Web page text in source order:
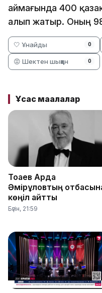
аймағында 400
алып жатыр. Оның
🤍 Ұнайды 0
😡 Шектен шыққан 0
Ұқсас мақалалар
Тоқаев Ардақ
Әмірқұловтың
көңіл айтты
Бүгін, 21:59